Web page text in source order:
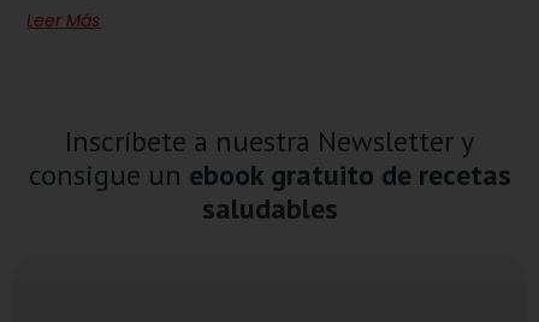
Leer Más
Inscríbete a nuestra Newsletter y
consigue un ebook gratuito de recetas
saludables